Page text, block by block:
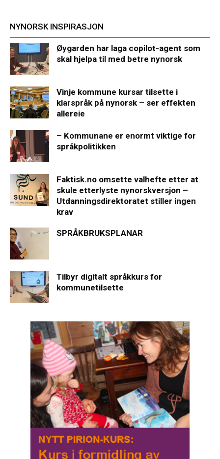
NYNORSK INSPIRASJON
Øygarden har laga copilot-agent som
skal hjelpa til med betre nynorsk
Vinje kommune kursar tilsette i
klarspråk på nynorsk – ser effekten
allereie
– Kommunane er enormt viktige for
språkpolitikken
Faktisk.no omsette valhefte etter at
skule etterlyste nynorskversjon –
Utdanningsdirektoratet stiller ingen
krav
SPRÅKBRUKSPLANAR
Tilbyr digitalt språkkurs for
kommunetilsette